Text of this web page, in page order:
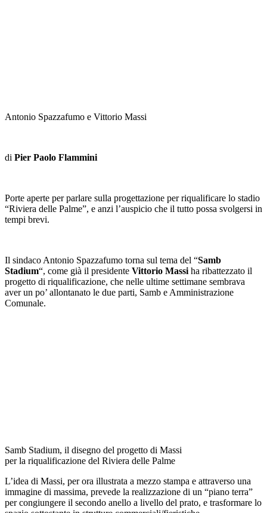
Antonio Spazzafumo e Vittorio Massi
di Pier Paolo Flammini
Porte aperte per parlare sulla progettazione per riqualificare lo stadio
“Riviera delle Palme”, e anzi l’auspicio che il tutto possa svolgersi in
tempi brevi.
Il sindaco Antonio Spazzafumo torna sul tema del “Samb
Stadium“, come già il presidente Vittorio Massi ha ribattezzato il
progetto di riqualificazione, che nelle ultime settimane sembrava
aver un po’ allontanato le due parti, Samb e Amministrazione
Comunale.
Samb Stadium, il disegno del progetto di Massi
per la riqualificazione del Riviera delle Palme
L’idea di Massi, per ora illustrata a mezzo stampa e attraverso una
immagine di massima, prevede la realizzazione di un “piano terra”
per congiungere il secondo anello a livello del prato, e trasformare lo